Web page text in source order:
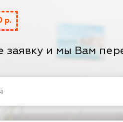
р.
заявку и мы Вам